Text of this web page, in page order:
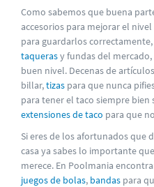
Como sabemos que buena
accesorios para mejorar el
para guardarlos
taquerasy fundas del
buen nivel. Decenas de
billar,tizas para que nunca
para tener el taco siempre
extensiones de taco para que
Si eres de los afortunados que
casa ya sabes lo importante
merece. En Poolmania
juegos de bolas, bandas para